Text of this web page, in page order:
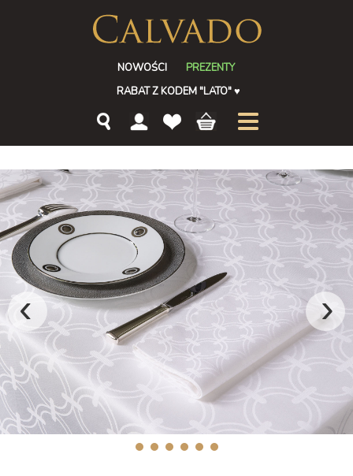
NOWOŚCI
PREZENTY
RABAT Z KODEM "LATO"♥
‹ ›
1 2 3 4 5 6